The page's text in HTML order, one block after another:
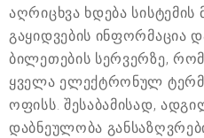
აღრიცხვა ხდება
გაყიდვების ინფორმაცია
ბილეთების სერვერზე,
ყველა ელექტრონულ
ოფისს. შესაბამისად,
დაბნეულობა